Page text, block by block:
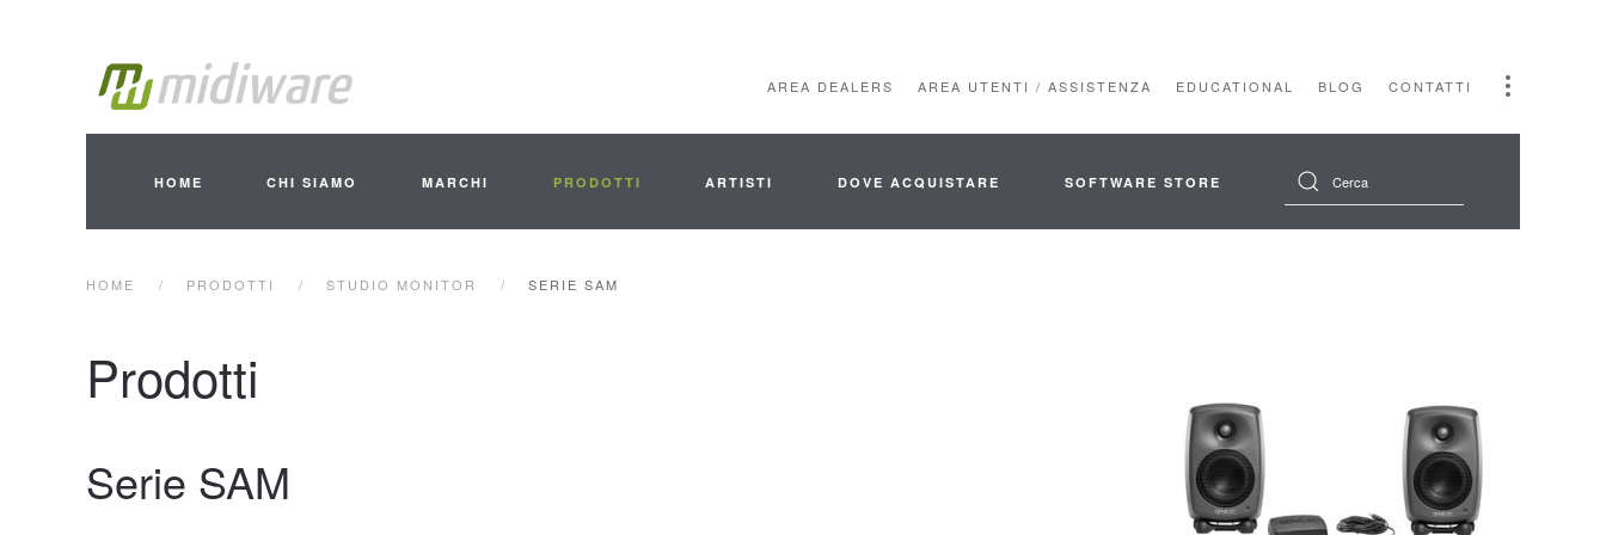
AREA DEALERS AREA UTENTI / ASSISTENZA EDUCATIONAL BLOG CONTATTI
HOME CHI SIAMO MARCHI PRODOTTI ARTISTI DOVE ACQUISTARE SOFTWARE STORE
HOME PRODOTTI STUDIO MONITOR SERIE SAM
Prodotti
Serie SAM